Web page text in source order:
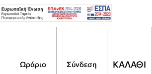
Τι
Αναζήτηση
Ωράριο Σύνδεση ΚΑΛΑΘΙ